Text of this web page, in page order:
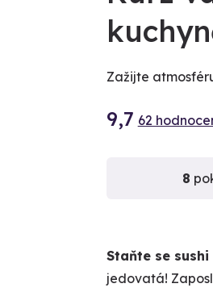
Zažijte
9,7 62
8
Staňte se
jedovatá!